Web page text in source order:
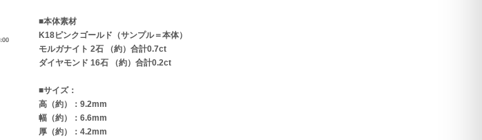
■本体素材
K18ピンクゴールド（サンプル＝本体）
モルガナイト 2石 （約）合計0.7ct
ダイヤモンド 16石 （約）合計0.2ct
■サイズ：
高（約）：9.2mm
幅（約）：6.6mm
厚（約）：4.2mm